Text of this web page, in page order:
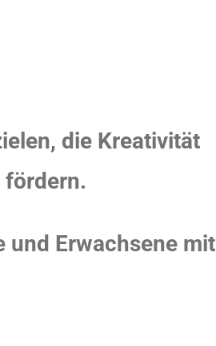
die Kreativität
fördern.
und Erwachsene mit